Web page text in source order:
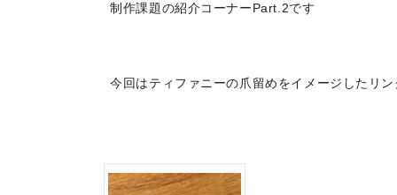
制作課題の紹介コーナーPart.2です
今回はティファニーの爪留めをイメージしたリン